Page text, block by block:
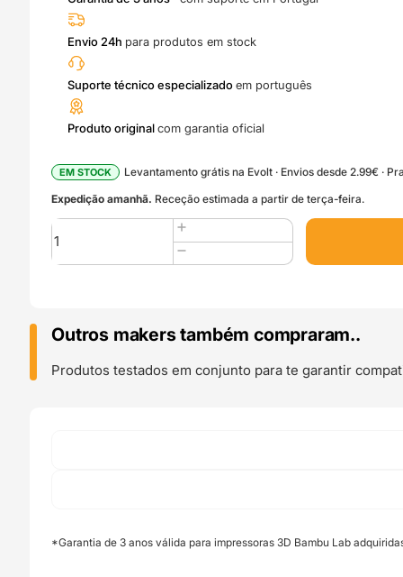
Envio 24h para produtos em stock
Suporte técnico especializadoem português
Produto originalcom garantia oficial
EM STOCK
Levantamento grátis na Evolt · Envios desde 2.99€ ·
Expedição amanhã. Receção estimada a partir de terça-feira.
Quantidade
de
ABS
Spool)
Black
-
Outros makers também compraram..
Produtos testados em conjunto para te garantir
*Garantia de 3 anos válida para impressoras 3D Bambu Lab